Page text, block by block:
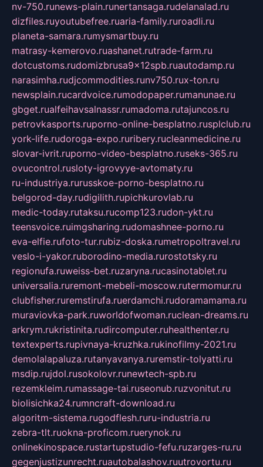
nv-750.runews-plain.runertansaga.rudelanalad.ru
dizfiles.ruyoutubefree.ruaria-family.ruroadli.ru
planeta-samara.rumysmartbuy.ru
matrasy-kemerovo.ruashanet.rutrade-farm.ru
dotcustoms.rudomizbrusa9x12spb.ruautodamp.ru
narasimha.rudjcommodities.runv750.rux-ton.ru
newsplain.rucardvoice.rumodopaper.rumanunae.ru
gbget.rualfeihavsalnassr.rumadoma.rutajuncos.ru
petrovkasports.ruporno-online-besplatno.rusplclub.ru
york-life.rudoroga-expo.ruribery.rucleanmedicine.ru
slovar-ivrit.ruporno-video-besplatno.ruseks-365.ru
ovucontrol.rusloty-igrovyye-avtomaty.ru
ru-industriya.rurusskoe-porno-besplatno.ru
belgorod-day.rudigilith.rupichkurovlab.ru
medic-today.rutaksu.rucomp123.rudon-ykt.ru
teensvoice.ruimgsharing.rudomashnee-porno.ru
eva-elfie.rufoto-tur.rubiz-doska.rumetropoltravel.ru
veslo-i-yakor.ruborodino-media.rurostotsky.ru
regionufa.ruweiss-bet.ruzaryna.rucasinotablet.ru
universalia.ruremont-mebeli-moscow.rutermomur.ru
clubfisher.ruremstirufa.ruerdamchi.rudoramamama.ru
muraviovka-park.ruworldofwoman.ruclean-dreams.ru
arkrym.rukristinita.rudircomputer.ruhealthenter.ru
textexperts.rupivnaya-kruzhka.rukinofilmy-2021.ru
demolalapaluza.rutanyavanya.ruremstir-tolyatti.ru
msdip.rujdol.rusokolovr.runewtech-spb.ru
rezemkleim.rumassage-tai.ruseonub.ruzvonitut.ru
biolisichka24.rumncraft-download.ru
algoritm-sistema.rugodflesh.ruru-industria.ru
zebra-tlt.ruokna-proficom.ruerynok.ru
onlinekinospace.rustartupstudio-fefu.ruzarges-ru.ru
gegenjustizunrecht.ruautobalashov.ruutrovortu.ru